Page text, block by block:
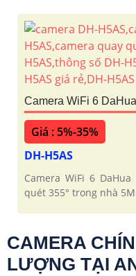
Camera WiFi 6
Giá : 5%-35%
DH-H5AS
Camera WiFi 6
quét 355° trong nhà
CAMERA
LƯỢNG TẠI